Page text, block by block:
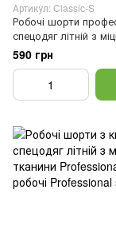
Артикул: Classic-S
Робочі шорти
спецодяг літній з
тканини графіт
робочі шорти, Сірий,
590 грн